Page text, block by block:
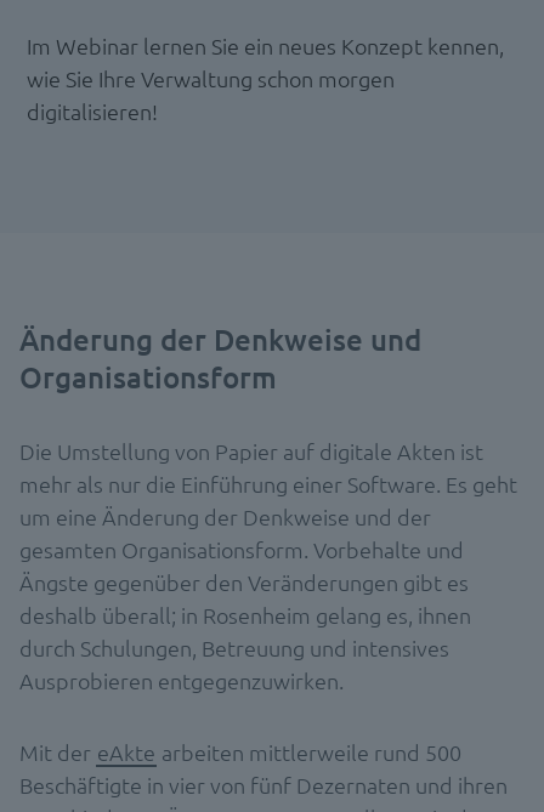
Im Webinar lernen Sie ein neues Konzept kennen,
wie Sie Ihre Verwaltung schon morgen
digitalisieren!
Änderung der Denkweise und
Organisationsform
Die Umstellung von Papier auf digitale Akten ist
mehr als nur die Einführung einer Software. Es geht
um eine Änderung der Denkweise und der
gesamten Organisationsform. Vorbehalte und
Ängste gegenüber den Veränderungen gibt es
deshalb überall; in Rosenheim gelang es, ihnen
durch Schulungen, Betreuung und intensives
Ausprobieren entgegenzuwirken.
Mit der eAkte arbeiten mittlerweile rund 500
Beschäftigte in vier von fünf Dezernaten und ihren